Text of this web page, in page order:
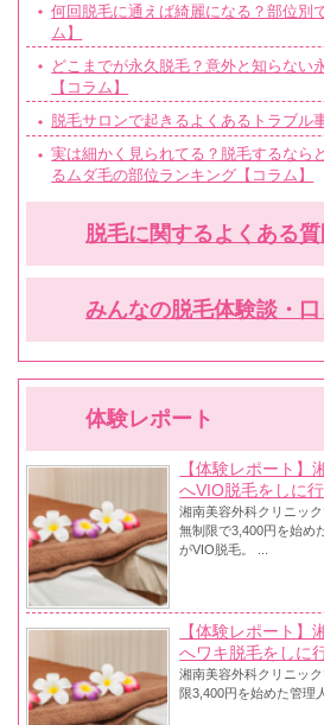
何回脱毛に通えば綺麗になる？部位別
ム】
どこまでが永久脱毛？意外と知らない
【コラム】
脱毛サロンで起きるよくあるトラブル
実は細かく見られてる？脱毛するなら
るムダ毛の部位ランキング【コラム】
脱毛に関するよくある質
みんなの脱毛体験談・口
体験レポート
【体験レポート】
へVIO脱毛をしに
湘南美容外科クリニッ
無制限で3,400円を始め
がVIO脱毛。 ...
【体験レポート】
へワキ脱毛をしに
湘南美容外科クリニッ
限3,400円を始めた管理